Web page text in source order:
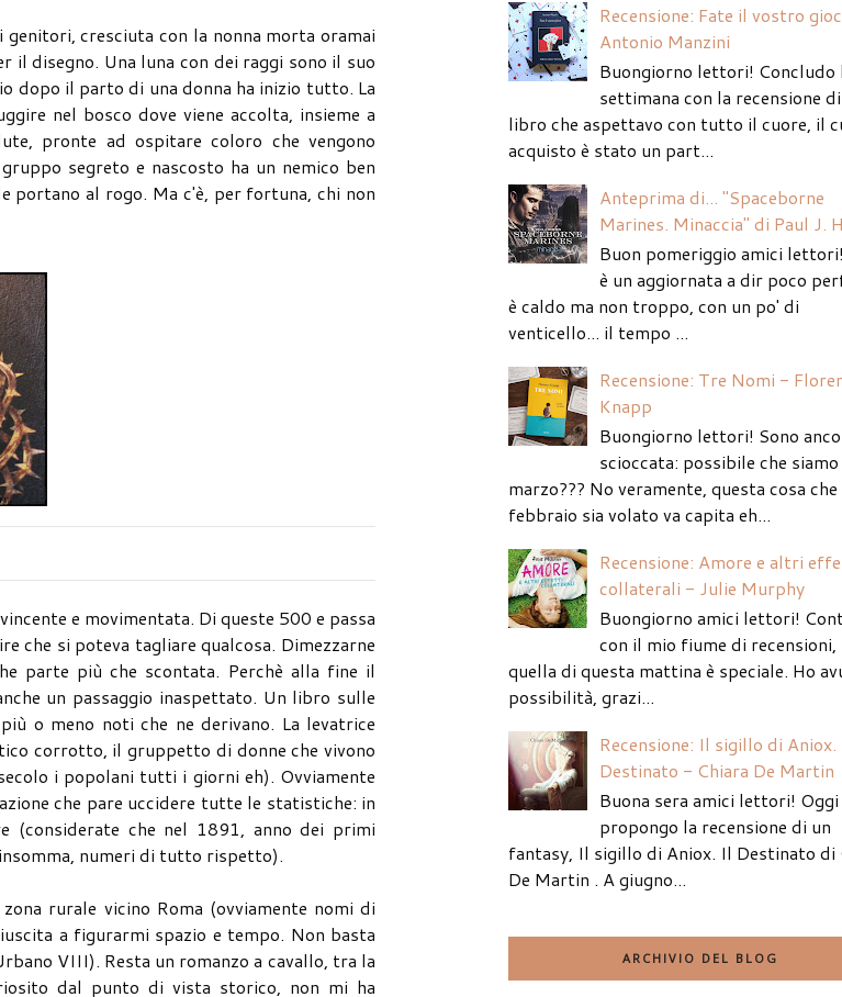
cresciuta con la nonna morta oramai
disegno. Una luna con dei raggi sono il suo
dopo il parto di una donna ha inizio tutto. La
nel bosco dove viene accolta, insieme a
pronte ad ospitare coloro che vengono
segreto e nascosto ha un nemico ben
portano al rogo. Ma c'è, per fortuna, chi non
e movimentata. Di queste 500 e passa
che si poteva tagliare qualcosa. Dimezzarne
parte più che scontata. Perchè alla fine il
un passaggio inaspettato. Un libro sulle
o meno noti che ne derivano. La levatrice
corrotto, il gruppetto di donne che vivono
i popolani tutti i giorni eh). Ovviamente
che pare uccidere tutte le statistiche: in
(considerate che nel 1891, anno dei primi
numeri di tutto rispetto).
rurale vicino Roma (ovviamente nomi di
a figurarmi spazio e tempo. Non basta
VIII). Resta un romanzo a cavallo, tra la
dal punto di vista storico, non mi ha
Recensione: Fate il vostro
Antonio Manzini
Buongiorno lettori! Concludo
settimana con la recensione
libro che aspettavo con tutto il cuore, il
acquisto è stato un part...
Anteprima di... "Spaceborne
Marines. Minaccia" di Paul J.
Buon pomeriggio amici
è un aggiornata a dir poco
è caldo ma non troppo, con un po' di
venticello... il tempo ...
Recensione: Tre Nomi -
Knapp
Buongiorno lettori! Sono
scioccata: possibile che siamo
marzo??? No veramente, questa cosa che
febbraio sia volato va capita eh...
Recensione: Amore e altri
collaterali - Julie Murphy
Buongiorno amici lettori!
con il mio fiume di recensioni,
quella di questa mattina è speciale. Ho
possibilità, grazi...
Recensione: Il sigillo di
Destinato - Chiara De Martin
Buona sera amici lettori!
propongo la recensione di un
fantasy, Il sigillo di Aniox. Il Destinato di
De Martin . A giugno...
ARCHIVIO DEL BLOG